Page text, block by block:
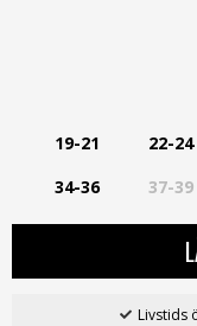
19-21 22-24
34-36
37-39
Livstids